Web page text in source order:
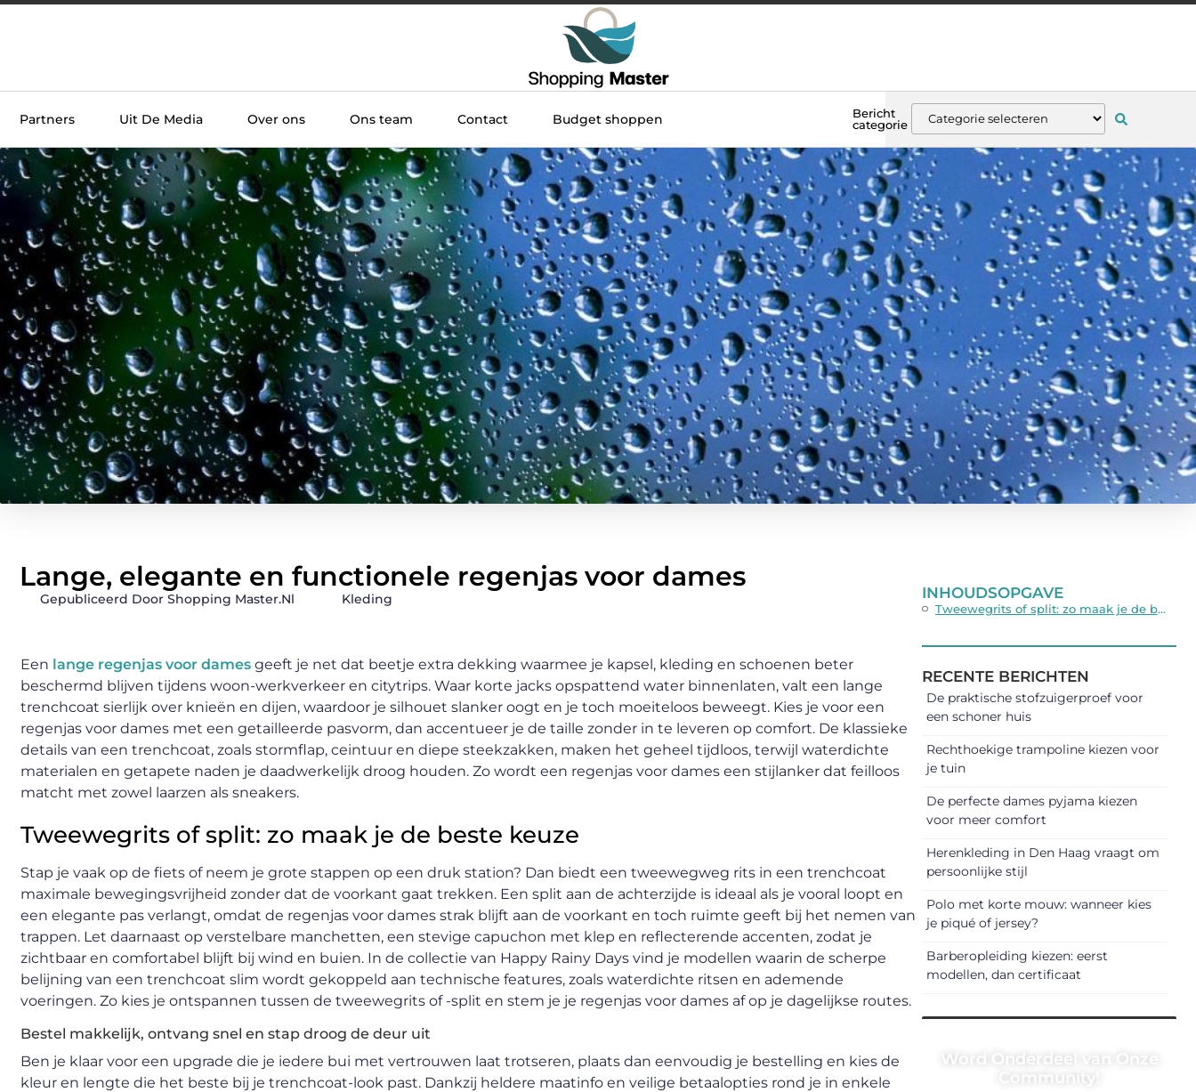
Partners Uit De Media Over ons Ons team Contact Budget shoppen
Bericht
categorie
Lange, elegante en functionele regenjas voor dames
Gepubliceerd Door Shopping Master.nl Kleding
Een lange regenjas voor dames geeft je net dat beetje extra dekking waarmee je kapsel, kleding en schoenen beter
beschermd blijven tijdens woon-werkverkeer en citytrips. Waar korte jacks opspattend water binnenlaten, valt een lange
trenchcoat sierlijk over knieën en dijen, waardoor je silhouet slanker oogt en je toch moeiteloos beweegt. Kies je voor een
regenjas voor dames met een getailleerde pasvorm, dan accentueer je de taille zonder in te leveren op comfort. De klassieke
details van een trenchcoat, zoals stormflap, ceintuur en diepe steekzakken, maken het geheel tijdloos, terwijl waterdichte
materialen en getapete naden je daadwerkelijk droog houden. Zo wordt een regenjas voor dames een stijlanker dat feilloos
matcht met zowel laarzen als sneakers.
Tweewegrits of split: zo maak je de beste keuze
Stap je vaak op de fiets of neem je grote stappen op een druk station? Dan biedt een tweewegweg rits in een trenchcoat
maximale bewegingsvrijheid zonder dat de voorkant gaat trekken. Een split aan de achterzijde is ideaal als je vooral loopt en
een elegante pas verlangt, omdat de regenjas voor dames strak blijft aan de voorkant en toch ruimte geeft bij het nemen van
trappen. Let daarnaast op verstelbare manchetten, een stevige capuchon met klep en reflecterende accenten, zodat je
zichtbaar en comfortabel blijft bij wind en buien. In de collectie van Happy Rainy Days vind je modellen waarin de scherpe
belijning van een trenchcoat slim wordt gekoppeld aan technische features, zoals waterdichte ritsen en ademende
voeringen. Zo kies je ontspannen tussen de tweewegrits of -split en stem je je regenjas voor dames af op je dagelijkse routes.
Bestel makkelijk, ontvang snel en stap droog de deur uit
Ben je klaar voor een upgrade die je iedere bui met vertrouwen laat trotseren, plaats dan eenvoudig je bestelling en kies de
kleur en lengte die het beste bij je trenchcoat-look past. Dankzij heldere maatinfo en veilige betaalopties rond je in enkele
INHOUDSOPGAVE
Tweewegrits of split: zo maak je de beste keuze
RECENTE BERICHTEN
De praktische stofzuigerproef voor
een schoner huis
Rechthoekige trampoline kiezen voor
je tuin
De perfecte dames pyjama kiezen
voor meer comfort
Herenkleding in Den Haag vraagt om
persoonlijke stijl
Polo met korte mouw: wanneer kies
je piqué of jersey?
Barberopleiding kiezen: eerst
modellen, dan certificaat
Word Onderdeel van Onze
Community!